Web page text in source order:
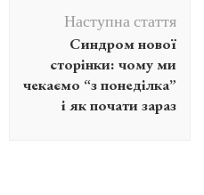
Наступна стаття
Синдром нової
сторінки: чому ми
чекаємо “з понеділка”
і як почати зараз